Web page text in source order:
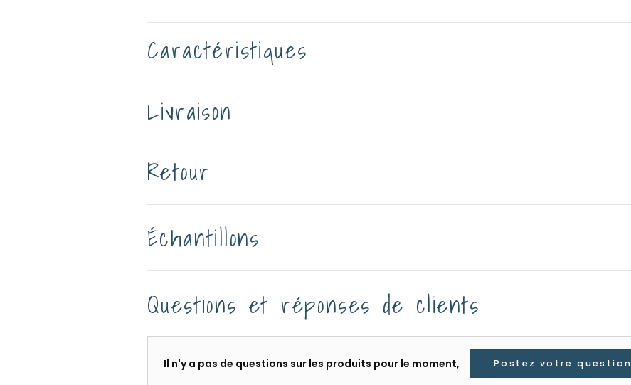
Caractéristiques
Livraison
Retour
Échantillons
Questions et réponses de clients
Il n'y a pas de questions sur les produits pour le moment, Postez votre question